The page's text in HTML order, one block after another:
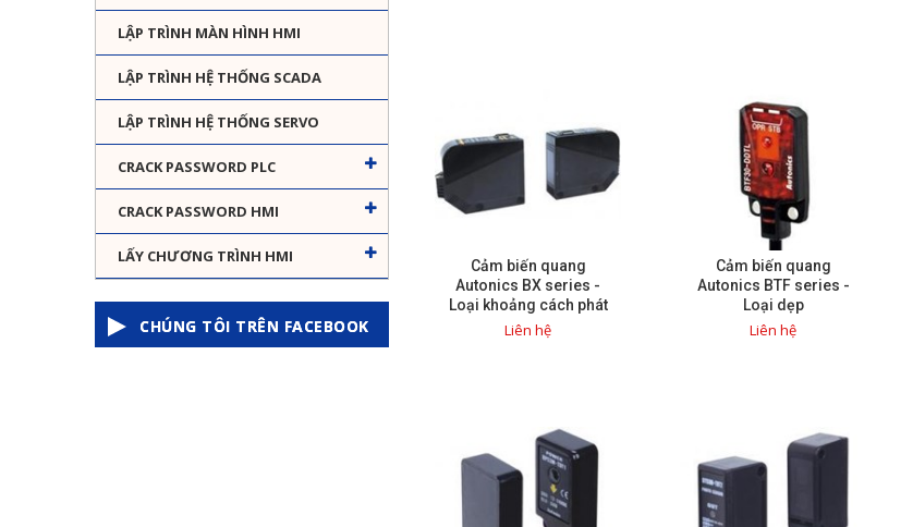
LẬP TRÌNH MÀN HÌNH HMI
LẬP TRÌNH HỆ THỐNG SCADA
LẬP TRÌNH HỆ THỐNG SERVO
CRACK PASSWORD PLC
CRACK PASSWORD HMI
LẤY CHƯƠNG TRÌNH HMI
CHÚNG TÔI TRÊN FACEBOOK
Cảm biến quang
Autonics BX series -
Loại khoảng cách phát
hiện dài
Liên hệ
Cảm biến quang
Autonics BTF series -
Loại dẹp
Liên hệ